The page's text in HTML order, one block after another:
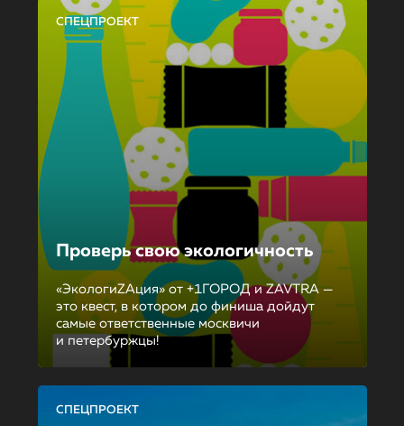
СПЕЦПРОЕКТ
Проверь свою экологичность
«ЭкологиZAция» от +1ГОРОД и ZAVTRA —
это квест, в котором до финиша дойдут
самые ответственные москвичи
и петербуржцы!
СПЕЦПРОЕКТ